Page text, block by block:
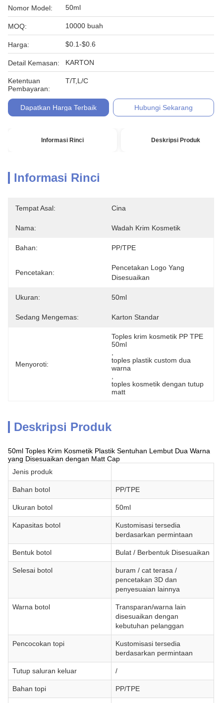
Nomor Model: 50ml
MOQ: 10000 buah
Harga: $0.1-$0.6
Detail Kemasan: KARTON
Ketentuan
Pembayaran:
T/T,L/C
Dapatkan Harga Terbaik Hubungi Sekarang
Informasi Rinci Deskripsi Produk
Informasi Rinci
Tempat Asal: Cina
Nama: Wadah Krim Kosmetik
Bahan: PP/TPE
Pencetakan:
Pencetakan Logo Yang
Disesuaikan
Ukuran: 50ml
Sedang Mengemas: Karton Standar
Menyoroti:
Toples krim kosmetik PP TPE
50ml
toples plastik custom dua
warna
toples kosmetik dengan tutup
matt
Deskripsi Produk
50ml Toples Krim Kosmetik Plastik Sentuhan Lembut Dua Warna
yang Disesuaikan dengan Matt Cap
Jenis produk
Bahan botol PP/TPE
Ukuran botol 50ml
Kapasitas botol
Kustomisasi tersedia
berdasarkan permintaan
Bentuk botol Bulat / Berbentuk Disesuaikan
Selesai botol
buram / cat terasa /
pencetakan 3D dan
penyesuaian lainnya
Warna botol
Transparan/warna lain
disesuaikan dengan
kebutuhan pelanggan
Pencocokan topi
Kustomisasi tersedia
berdasarkan permintaan
Tutup saluran keluar /
Bahan topi PP/TPE